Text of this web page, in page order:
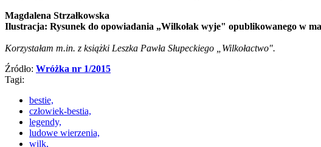
Magdalena Strzałkowska
Ilustracja: Rysunek do opowiadania „Wilkołak wyje" opublikowanego w
Korzystałam m.in. z książki Leszka Pawła Słupeckiego „Wilkołactwo".
Źródło: Wróżka nr 1/2015
Tagi:
bestie,
człowiek-bestia,
legendy,
ludowe wierzenia,
wilk,